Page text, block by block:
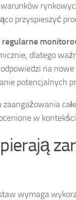
przyspieszyć
regularne
dlatego
na
potencjalnych
w
wymaga